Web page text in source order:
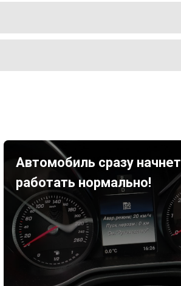
Автомобиль сразу начнет
работать нормально!